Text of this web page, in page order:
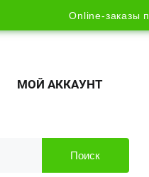
Online-заказы
МОЙ АККАУНТ
Поиск